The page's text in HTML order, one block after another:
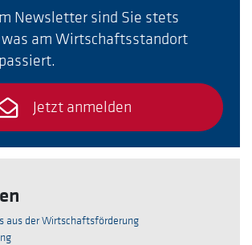
Newsletter sind Sie stets
am Wirtschaftsstandort
Jetzt anmelden
aus der Wirtschaftsförderung